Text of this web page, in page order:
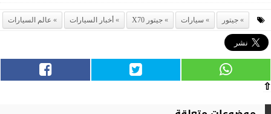
جيتور سيارات جيتور X70 أخبار السيارات عالم السيارات
⇧